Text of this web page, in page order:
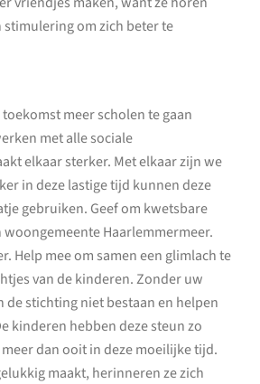
stimulering om zich beter te
meer scholen te gaan
met alle sociale
elkaar sterker. Met elkaar zijn we
in deze lastige tijd kunnen deze
gebruiken. Geef om kwetsbare
Haarlemmermeer.
Help mee om samen een glimlach te
van de kinderen. Zonder uw
de stichting niet bestaan en helpen
kinderen hebben deze steun zo
dan ooit in deze moeilijke tijd.
maakt, herinneren ze zich